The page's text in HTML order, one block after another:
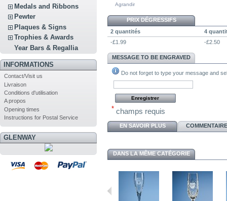
Medals and Ribbons
Pewter
Plaques & Signs
Trophies & Awards
Year Bars & Regallia
INFORMATIONS
Contact/Visit us
Livraison
Conditions d'utilisation
A propos
Opening times
Instructions for Postal Service
GLENWAY
Agrandir
PRIX DÉGRESSIFS
2 quantités
4
-£1.99
-£2.50
MESSAGE TO BE ENGRAVED
Do not forget to type your message and
* champs requis
EN SAVOIR PLUS
DANS LA MÊME CATÉGORIE